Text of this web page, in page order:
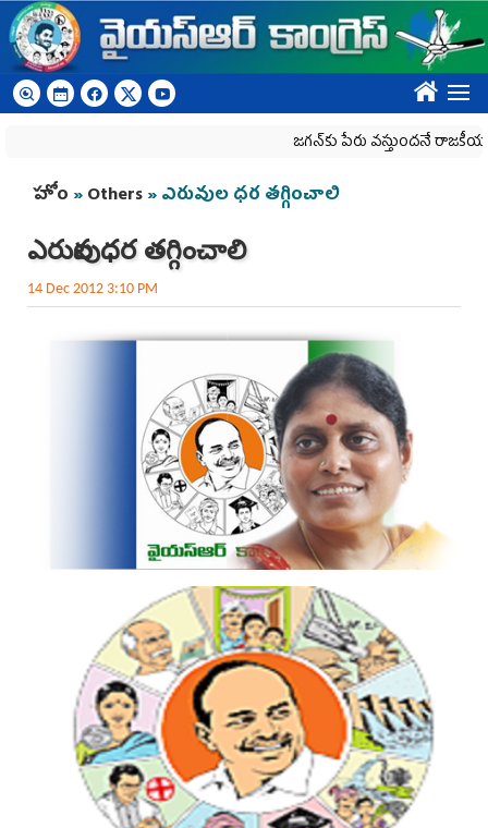
Skip to main content
????
జగన్‌కు పేరు వస్తుందనే రాజకీయ కక్షతో
You are here
హోం »Others» ఎరువుల ధర తగ్గించాలి
ఎరువుల ధర తగ్గించాలి
14 Dec 2012 3:10 PM